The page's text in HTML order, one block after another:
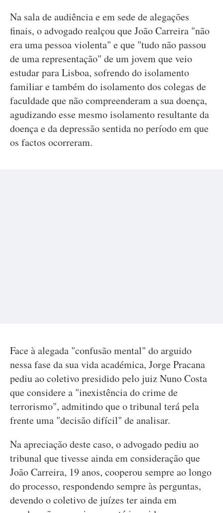
Na sala de audiência e em sede de alegações
finais, o advogado realçou que João Carreira "não
era uma pessoa violenta" e que "tudo não passou
de uma representação" de um jovem que veio
estudar para Lisboa, sofrendo do isolamento
familiar e também do isolamento dos colegas de
faculdade que não compreenderam a sua doença,
agudizando esse mesmo isolamento resultante da
doença e da depressão sentida no período em que
os factos ocorreram.
Face à alegada "confusão mental" do arguido
nessa fase da sua vida académica, Jorge Pracana
pediu ao coletivo presidido pelo juiz Nuno Costa
que considere a "inexistência do crime de
terrorismo", admitindo que o tribunal terá pela
frente uma "decisão difícil" de analisar.
Na apreciação deste caso, o advogado pediu ao
tribunal que tivesse ainda em consideração que
João Carreira, 19 anos, cooperou sempre ao longo
do processo, respondendo sempre às perguntas,
devendo o coletivo de juízes ter ainda em